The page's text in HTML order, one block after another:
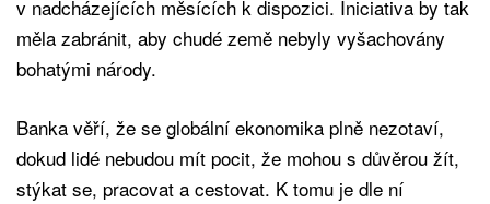
v nadcházejících měsících k dispozici. Iniciativa by tak
měla zabránit, aby chudé země nebyly vyšachovány
bohatými národy.
Banka věří, že se globální ekonomika plně nezotaví,
dokud lidé nebudou mít pocit, že mohou s důvěrou žít,
stýkat se, pracovat a cestovat. K tomu je dle ní